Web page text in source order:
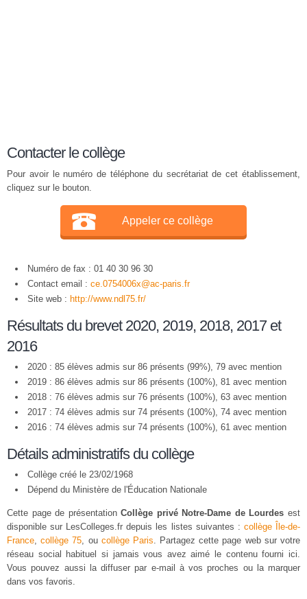
Contacter le collège
Pour avoir le numéro de téléphone du secrétariat de cet établissement,
cliquez sur le bouton.
Appeler ce collège
Numéro de fax : 01 40 30 96 30
Contact email : ce.0754006x@ac-paris.fr
Site web : http://www.ndl75.fr/
Résultats du brevet 2020, 2019, 2018, 2017 et
2016
2020 : 85 élèves admis sur 86 présents (99%), 79 avec mention
2019 : 86 élèves admis sur 86 présents (100%), 81 avec mention
2018 : 76 élèves admis sur 76 présents (100%), 63 avec mention
2017 : 74 élèves admis sur 74 présents (100%), 74 avec mention
2016 : 74 élèves admis sur 74 présents (100%), 61 avec mention
Détails administratifs du collège
Collège créé le 23/02/1968
Dépend du Ministère de l'Éducation Nationale
Cette page de présentationCollège privé Notre-Dame de Lourdes est
disponible sur LesColleges.fr depuis les listes suivantes : collège Île-de-
France,collège 75, ou collège Paris. Partagez cette page web sur votre
réseau social habituel si jamais vous avez aimé le contenu fourni ici.
Vous pouvez aussi la diffuser par e-mail à vos proches ou la marquer
dans vos favoris.